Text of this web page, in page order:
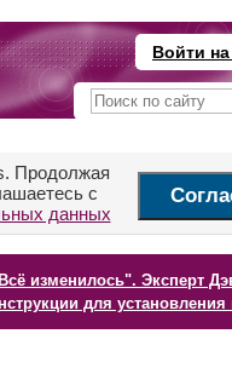
Войти
Продолжая
с
данных
изменилось". Эксперт
для